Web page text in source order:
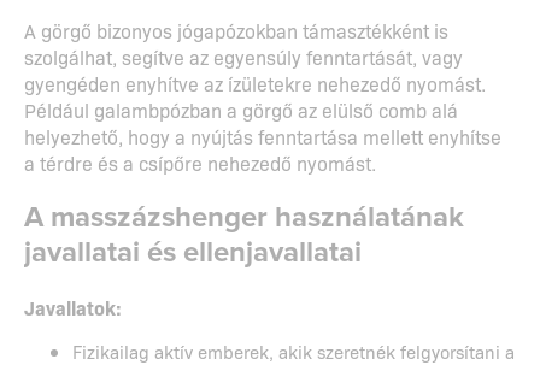
A görgő bizonyos jógapózokban támasztékként is
szolgálhat, segítve az egyensúly fenntartását, vagy
gyengéden enyhítve az ízületekre nehezedő nyomást.
Például galambpózban a görgő az elülső comb alá
helyezhető, hogy a nyújtás fenntartása mellett enyhítse
a térdre és a csípőre nehezedő nyomást.
A masszázshenger használatának
javallatai és ellenjavallatai
Javallatok:
Fizikailag aktív emberek, akik szeretnék felgyorsítani a